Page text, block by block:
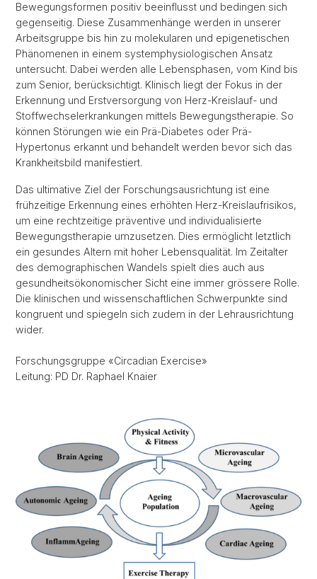
Bewegungsformen positiv beeinflusst und bedingen sich
gegenseitig. Diese Zusammenhänge werden in unserer
Arbeitsgruppe bis hin zu molekularen und epigenetischen
Phänomenen in einem systemphysiologischen Ansatz
untersucht. Dabei werden alle Lebensphasen, vom Kind bis
zum Senior, berücksichtigt. Klinisch liegt der Fokus in der
Erkennung und Erstversorgung von Herz-Kreislauf- und
Stoffwechselerkrankungen mittels Bewegungstherapie. So
können Störungen wie ein Prä-Diabetes oder Prä-
Hypertonus erkannt und behandelt werden bevor sich das
Krankheitsbild manifestiert.
Das ultimative Ziel der Forschungsausrichtung ist eine
frühzeitige Erkennung eines erhöhten Herz-Kreislaufrisikos,
um eine rechtzeitige präventive und individualisierte
Bewegungstherapie umzusetzen. Dies ermöglicht letztlich
ein gesundes Altern mit hoher Lebensqualität. Im Zeitalter
des demographischen Wandels spielt dies auch aus
gesundheitsökonomischer Sicht eine immer grössere Rolle.
Die klinischen und wissenschaftlichen Schwerpunkte sind
kongruent und spiegeln sich zudem in der Lehrausrichtung
wider.
Forschungsgruppe «Circadian Exercise»
Leitung: PD Dr. Raphael Knaier